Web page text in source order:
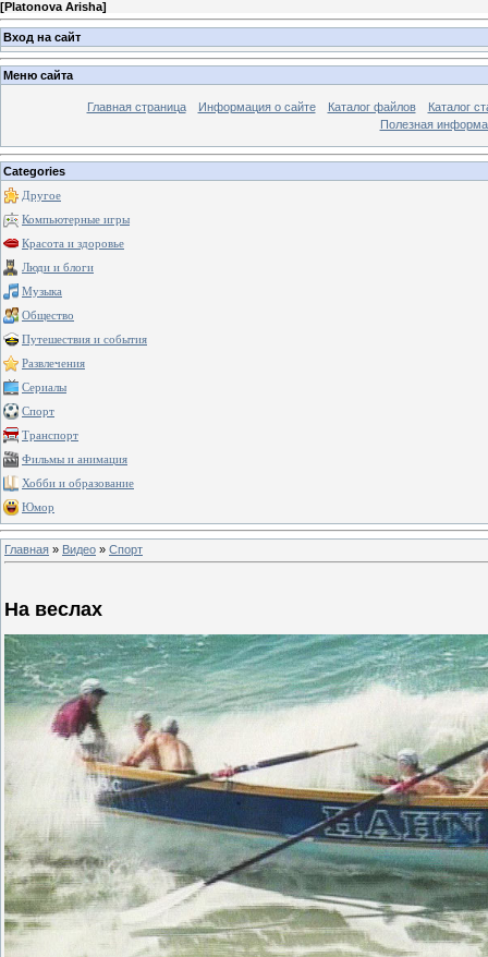
[Platonova Arisha]
Вход на сайт
Меню сайта
Главная страница Информация о сайте Каталог файлов
Каталог
Полезная
Categories
Другое
Компьютерные игры
Красота и здоровье
Люди и блоги
Музыка
Общество
Путешествия и события
Развлечения
Сериалы
Спорт
Транспорт
Фильмы и анимация
Хобби и образование
Юмор
Главная » Видео » Спорт
На веслах